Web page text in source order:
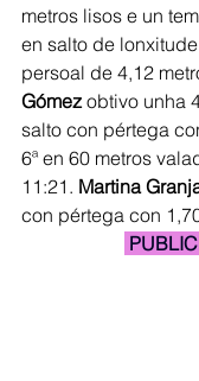
metros lisos e un
en salto de
persoal de 4,12
Gómez obtivo unha
salto con pértega
6ª en 60 metros
11:21. Martina
con pértega con